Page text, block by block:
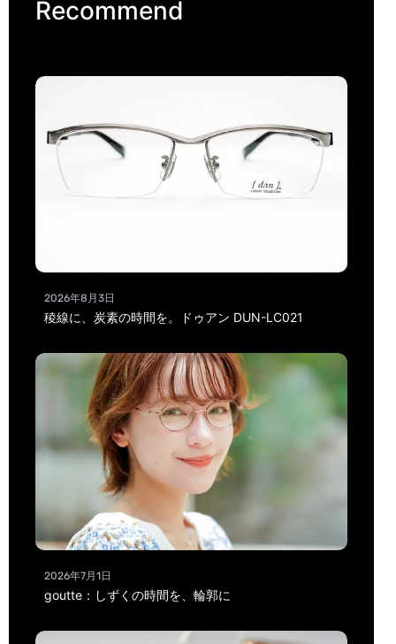
Recommend
2026年8月3日
稜線に、炭素の時間を。ドゥアン DUN-LC021
2026年7月1日
goutte：しずくの時間を、輪郭に